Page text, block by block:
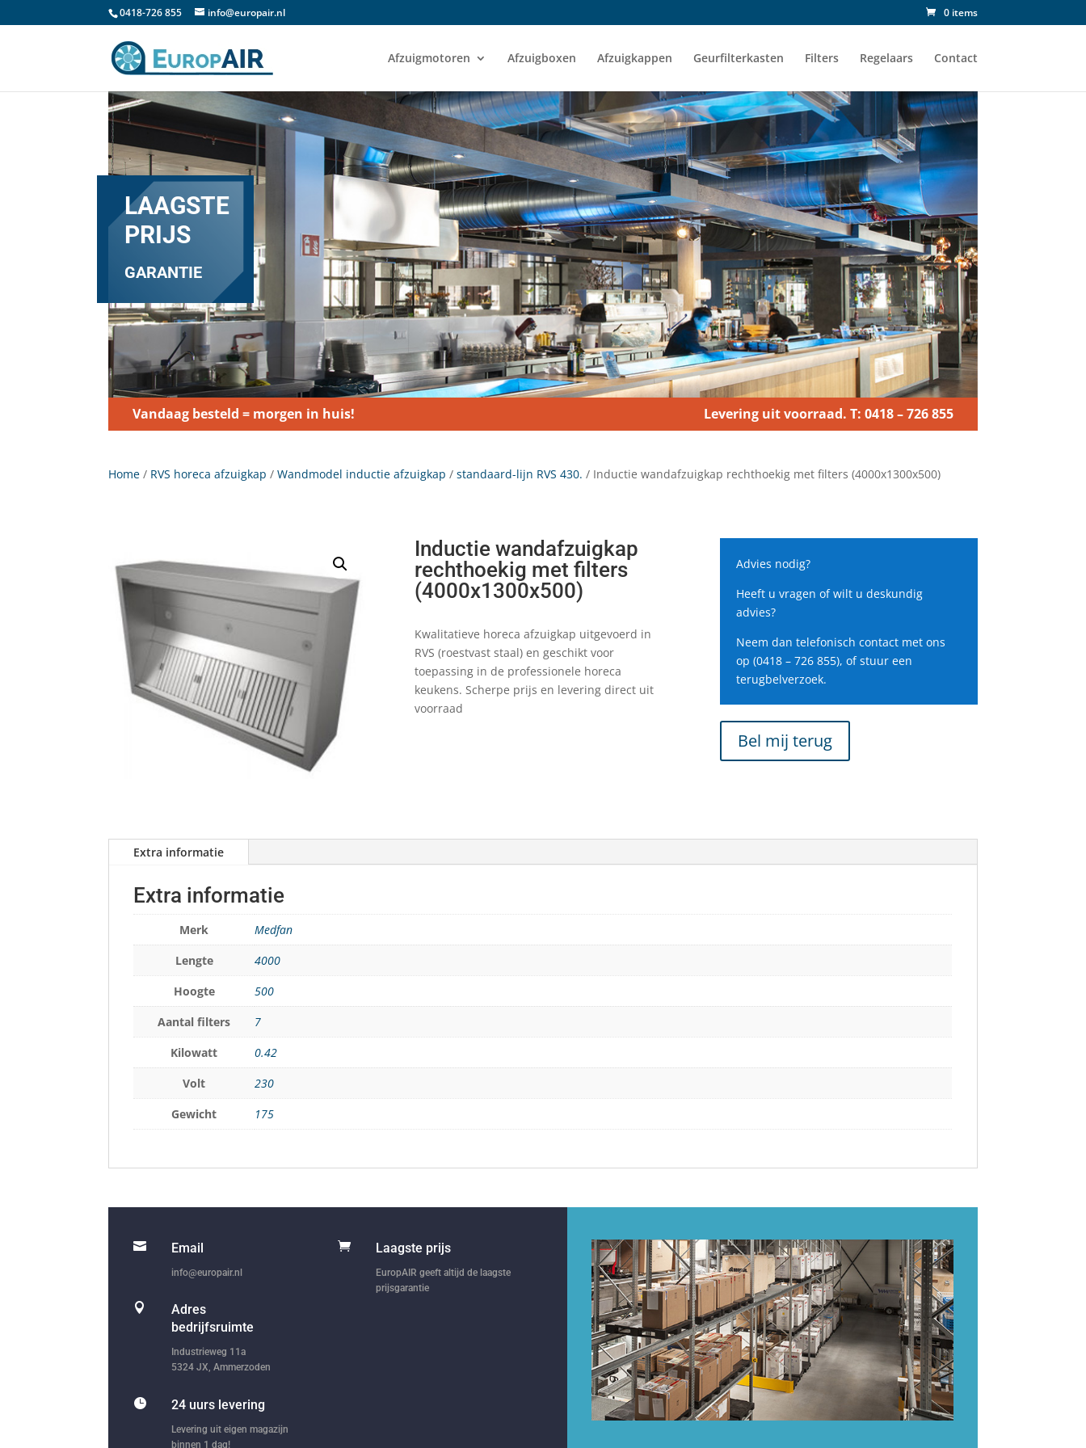
0418-726 855 info@europair.nl 0 items
Afzuigmotoren Afzuigboxen Afzuigkappen Geurfilterkasten Filters Regelaars Contact
LAAGSTE
PRIJS
GARANTIE
Vandaag besteld = morgen in huis! Levering uit voorraad. T: 0418 – 726 855
Home / RVS horeca afzuigkap /Wandmodel inductie afzuigkap /standaard-lijn RVS 430. / Inductie wandafzuigkap rechthoekig met filters (4000x1300x500)
Inductie wandafzuigkap
rechthoekig met filters
(4000x1300x500)
Kwalitatieve horeca afzuigkap uitgevoerd in
RVS (roestvast staal) en geschikt voor
toepassing in de professionele horeca
keukens. Scherpe prijs en levering direct uit
voorraad
Advies nodig?
Heeft u vragen of wilt u deskundig
advies?
Neem dan telefonisch contact met ons
op (0418 – 726 855), of stuur een
terugbelverzoek.
Bel mij terug
Extra informatie
Extra informatie
Merk
Medfan
Lengte
4000
Hoogte
500
Aantal filters
7
Kilowatt
0.42
Volt
230
Gewicht
175
 Email
info@europair.nl

Adres
bedrijfsruimte
Industrieweg 11a
5324 JX, Ammerzoden
 24 uurs levering
Levering uit eigen magazijn
binnen 1 dag!
 Laagste prijs
EuropAIR geeft altijd de laagste
prijsgarantie